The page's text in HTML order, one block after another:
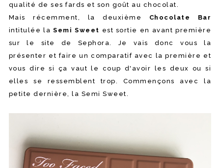
qualité de ses fards et son goût au chocolat.
Mais récemment, la deuxième Chocolate Bar
intitulée la Semi Sweet est sortie en avant première
sur le site de Sephora. Je vais donc vous la
présenter et faire un comparatif avec la première et
vous dire si ça vaut le coup d'avoir les deux ou si
elles se ressemblent trop. Commençons avec la
petite dernière, la Semi Sweet.